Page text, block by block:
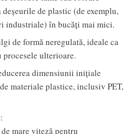
de plastic (de exemplu,
industriale) în bucăți mai mici.
de formă neregulată, ideale ca
ulterioare.
dimensiunii inițiale
materiale plastice, inclusiv PET,
:
mare viteză pentru